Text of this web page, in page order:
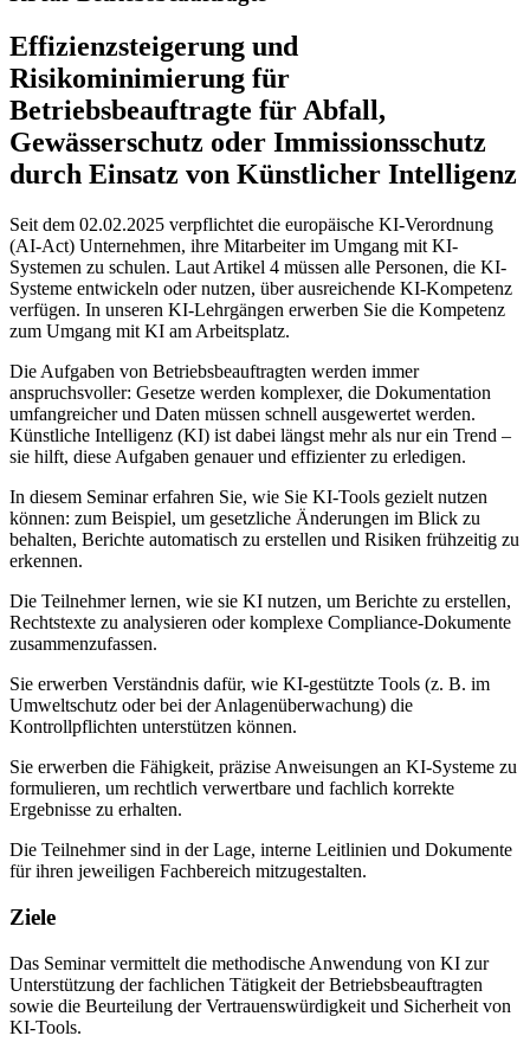
Effizienzsteigerung und
Risikominimierung für
Betriebsbeauftragte für Abfall,
Gewässerschutz oder Immissionsschutz
durch Einsatz von Künstlicher Intelligenz
Seit dem 02.02.2025 verpflichtet die europäische KI-Verordnung
(AI-Act) Unternehmen, ihre Mitarbeiter im Umgang mit KI-
Systemen zu schulen. Laut Artikel 4 müssen alle Personen, die KI-
Systeme entwickeln oder nutzen, über ausreichende KI-Kompetenz
verfügen. In unseren KI-Lehrgängen erwerben Sie die Kompetenz
zum Umgang mit KI am Arbeitsplatz.
Die Aufgaben von Betriebsbeauftragten werden immer
anspruchsvoller: Gesetze werden komplexer, die Dokumentation
umfangreicher und Daten müssen schnell ausgewertet werden.
Künstliche Intelligenz (KI) ist dabei längst mehr als nur ein Trend –
sie hilft, diese Aufgaben genauer und effizienter zu erledigen.
In diesem Seminar erfahren Sie, wie Sie KI-Tools gezielt nutzen
können: zum Beispiel, um gesetzliche Änderungen im Blick zu
behalten, Berichte automatisch zu erstellen und Risiken frühzeitig zu
erkennen.
Die Teilnehmer lernen, wie sie KI nutzen, um Berichte zu erstellen,
Rechtstexte zu analysieren oder komplexe Compliance-Dokumente
zusammenzufassen.
Sie erwerben Verständnis dafür, wie KI-gestützte Tools (z. B. im
Umweltschutz oder bei der Anlagenüberwachung) die
Kontrollpflichten unterstützen können.
Sie erwerben die Fähigkeit, präzise Anweisungen an KI-Systeme zu
formulieren, um rechtlich verwertbare und fachlich korrekte
Ergebnisse zu erhalten.
Die Teilnehmer sind in der Lage, interne Leitlinien und Dokumente
für ihren jeweiligen Fachbereich mitzugestalten.
Ziele
Das Seminar vermittelt die methodische Anwendung von KI zur
Unterstützung der fachlichen Tätigkeit der Betriebsbeauftragten
sowie die Beurteilung der Vertrauenswürdigkeit und Sicherheit von
KI-Tools.